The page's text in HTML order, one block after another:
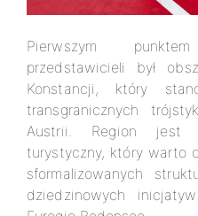
Pierwszym
przedstawicieli był
Konstancji, który
transgranicznych
Austrii. Region jest
turystyczny, który warto
sformalizowanych
dziedzinowych